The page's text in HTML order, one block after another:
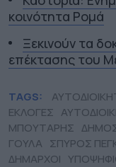
κοινότητα Ρομά
Ξεκινούν τα
επέκτασης του
TAGS:
ΕΚΛΟΓΕΣ
ΜΠΟΥΤΑΡΗΣ
ΓΟΥΛΑ ΣΠΥΡΟΣ
ΔΗΜΑΡΧΟΙ